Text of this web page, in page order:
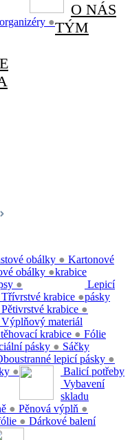
●
O NÁS
TÝM
obálky ●
obálky ●
●
Kartonové
krabice
Třívrstvé krabice ●
Pětivrstvé krabice ●
krabice ●
Lepicí
pásky
pásky ●
lepicí pásky ●
●
Výplňový materiál
● Pěnová výplň ●
Fólie
●
Sáčky
Balicí potřeby
Vybavení
skladu
Dárkové balení